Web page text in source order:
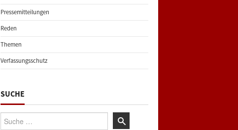
Pressemitteilungen
Reden
Themen
Verfassungsschutz
SUCHE
Suche: